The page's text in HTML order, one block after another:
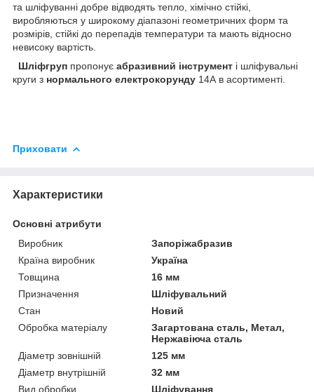
та шліфуванні добре відводять тепло, хімічно стійкі,
виробляються у широкому діапазоні геометричних форм та
розмірів, стійкі до перепадів температури та мають відносно
невисоку вартість.
Шліфгруп пропонує абразивний інструмент і шліфувальні
круги з нормального електрокорунду 14А в асортименті.
Приховати
Характеристики
Основні атрибути
Виробник
Запоріжабразив
Країна виробник
Україна
Товщина
16 мм
Призначення
Шліфувальний
Стан
Новий
Обробка матеріалу
Загартована сталь, Метал,
Нержавіюча сталь
Діаметр зовнішній
125 мм
Діаметр внутрішній
32 мм
Вид обробки
Шліфування